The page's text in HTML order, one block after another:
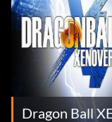
Dragon Ball